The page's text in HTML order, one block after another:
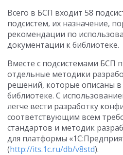
Всего в БСП входит 58
подсистем, их назначение,
рекомендации по
документации к библиотеке.
Вместе с подсистемами БСП
отдельные методики
решений, которые описаны
библиотеке. С
легче вести разработку
соответствующим всем
стандартов и методик
для платформы
(http://its.1c.ru/db/v8std).